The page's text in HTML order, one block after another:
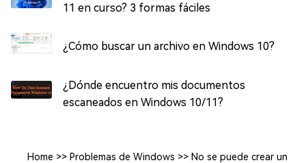
11 en curso? 3 formas fáciles
¿Cómo buscar un archivo en Windows 10?
¿Dónde encuentro mis documentos
escaneados en Windows 10/11?
Home >> Problemas de Windows >> No se puede crear un